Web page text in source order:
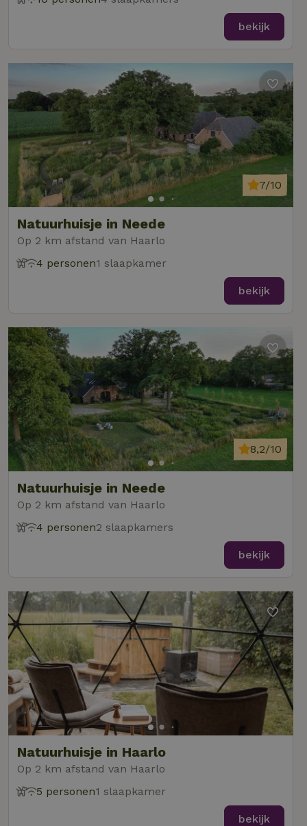
bekijk
Natuurhuisje in Neede
Op 2 km afstand van Haarlo
7/10
4 personen1 slaapkamer
bekijk
Natuurhuisje in Neede
Op 2 km afstand van Haarlo
8,2/10
4 personen2 slaapkamers
bekijk
Natuurhuisje in Haarlo
Op 2 km afstand van Haarlo
5 personen1 slaapkamer
bekijk